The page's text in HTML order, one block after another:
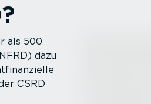
als 500
dazu
CSRD